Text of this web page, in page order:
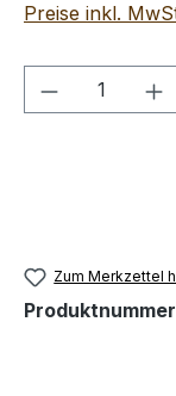
Preise inkl.
Produkt
Zum Merkzettel